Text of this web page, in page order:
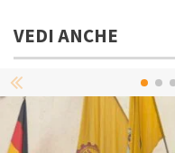
VEDI ANCHE